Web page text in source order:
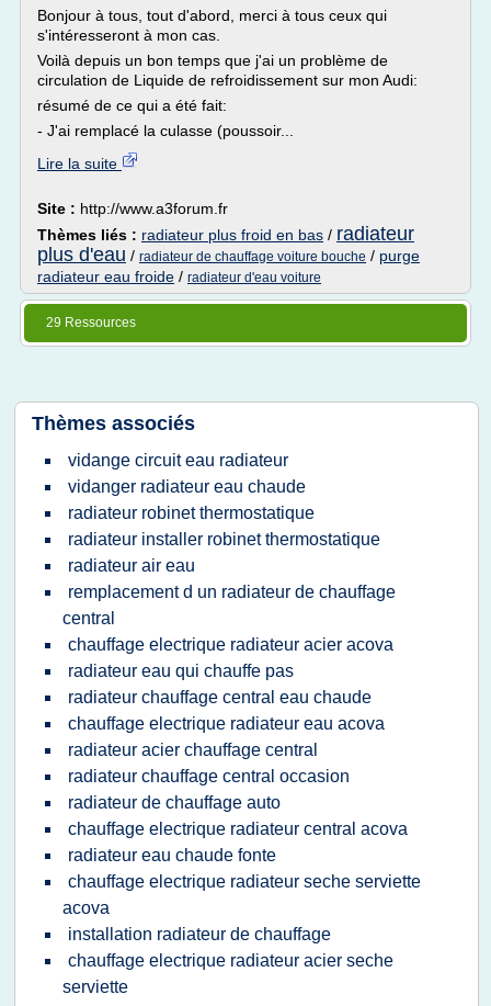
Bonjour à tous, tout d'abord, merci à tous ceux qui
s'intéresseront à mon cas.
Voilà depuis un bon temps que j'ai un problème de
circulation de Liquide de refroidissement sur mon Audi:
résumé de ce qui a été fait:
- J'ai remplacé la culasse (poussoir...
Lire la suite
Site : http://www.a3forum.fr
Thèmes liés : radiateur plus froid en bas / radiateur
plus d'eau / radiateur de chauffage voiture bouche / purge
radiateur eau froide / radiateur d'eau voiture
29 Ressources
Thèmes associés
vidange circuit eau radiateur
vidanger radiateur eau chaude
radiateur robinet thermostatique
radiateur installer robinet thermostatique
radiateur air eau
remplacement d un radiateur de chauffage
central
chauffage electrique radiateur acier acova
radiateur eau qui chauffe pas
radiateur chauffage central eau chaude
chauffage electrique radiateur eau acova
radiateur acier chauffage central
radiateur chauffage central occasion
radiateur de chauffage auto
chauffage electrique radiateur central acova
radiateur eau chaude fonte
chauffage electrique radiateur seche serviette
acova
installation radiateur de chauffage
chauffage electrique radiateur acier seche
serviette